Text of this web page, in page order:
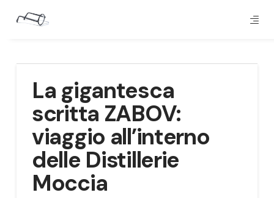
La gigantesca
scritta ZABOV:
viaggio all’interno
delle Distillerie
Moccia